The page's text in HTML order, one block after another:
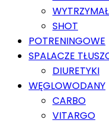
SHOT
POTRENINGOWE
SPALACZE
DIURETYKI
WĘGLOWODANY
CARBO
VITARGO